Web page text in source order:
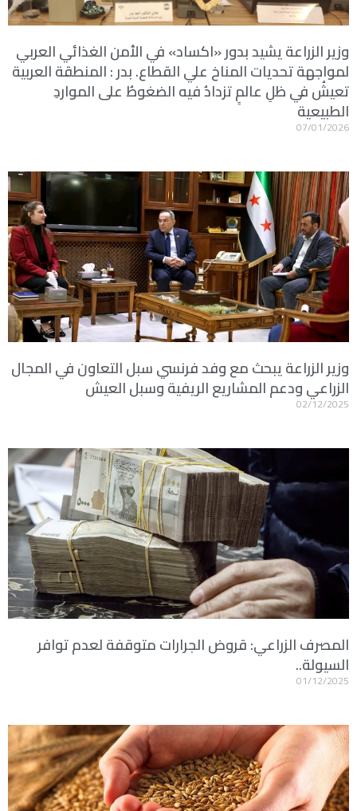
وزير الزراعة يشيد بدور «اكساد» في الأمن الغذائي العربي
لمواجهة تحديات المناخ علي القطاع. بدر : المنطقة العربية
تعيشُ في ظلِ عالمٍ تزدادُ فيه الضغوطُ على المواردِ
الطبيعية
07/01/2026
وزير الزراعة يبحث مع وفد فرنسي سبل التعاون في المجال
الزراعي ودعم المشاريع الريفية وسبل العيش
02/12/2025
المصرف الزراعي: قروض الجرارات متوقفة لعدم توافر
السيولة..
01/12/2025